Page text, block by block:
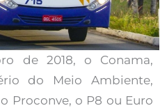
de 2018, o Conama,
do Meio Ambiente,
Proconve, o P8 ou Euro